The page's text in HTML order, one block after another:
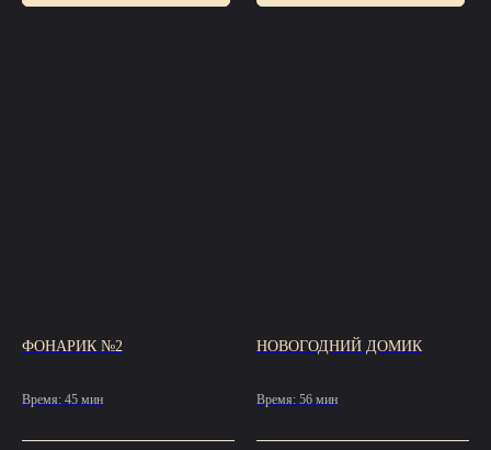
ФОНАРИК №2
Время: 45 мин
НОВОГОДНИЙ ДОМИК
Время: 56 мин